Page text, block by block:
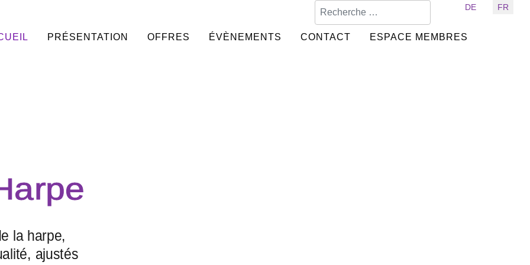
Sélectionnez votre langue
DE FR
PRÉSENTATION OFFRES ÉVÈNEMENTS CONTACT ESPACE MEMBRES